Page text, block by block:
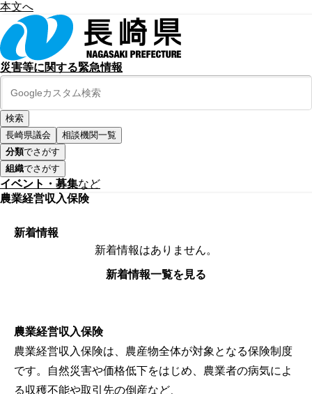
本文へ
災害等に関する緊急情報
長崎県議会
相談機関一覧
分類でさがす
組織でさがす
イベント・募集など
農業経営収入保険
新着情報
新着情報はありません。
新着情報一覧を見る
農業経営収入保険
農業経営収入保険は、農産物全体が対象となる保険制度
です。自然災害や価格低下をはじめ、農業者の病気によ
る収穫不能や取引先の倒産など、